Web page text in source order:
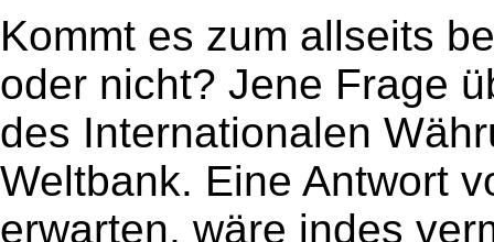
Kommt es zum allseits
oder nicht? Jene Frage
des Internationalen
Weltbank. Eine Antwort
erwarten, wäre indes